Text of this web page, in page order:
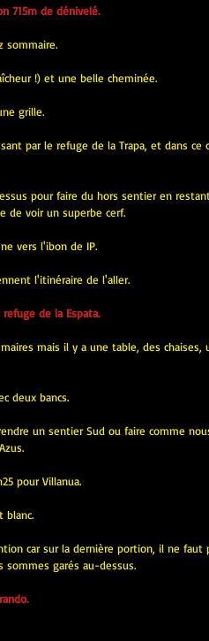
715m de dénivelé.
sommaire.
!) et une belle cheminée.
grille.
par le refuge de la Trapa, et dans ce
pour faire du hors sentier en
de voir un superbe cerf.
vers l'ibon de IP.
l'itinéraire de l'aller.
de la Espata.
mais il y a une table, des chaises,
deux bancs.
un sentier Sud ou faire comme
pour Villanua.
blanc.
car sur la dernière portion, il ne faut
sommes garés au-dessus.